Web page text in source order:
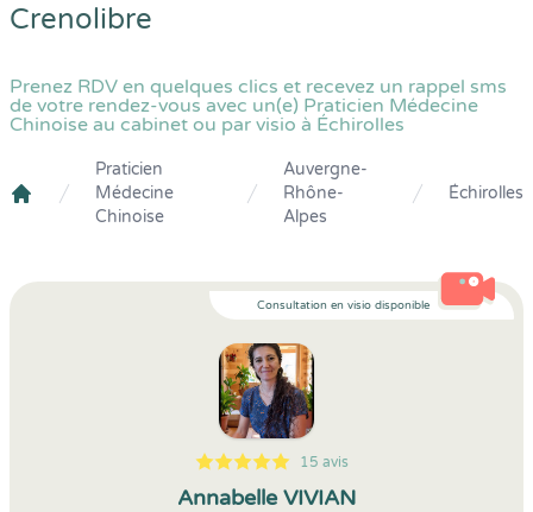
Crenolibre
Prenez RDV en quelques clics et recevez un rappel sms
de votre rendez-vous avec un(e) Praticien Médecine
Chinoise au cabinet ou par visio à Échirolles
Crenolibre
Praticien
Médecine
Chinoise
Auvergne-
Rhône-
Alpes
Échirolles
Consultation en visio disponible
5
1
5
15 15 avis
Annabelle VIVIAN